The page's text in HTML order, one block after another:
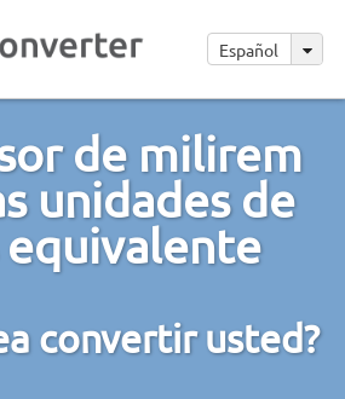
Español
de milirem
unidades de
equivalente
convertir usted?